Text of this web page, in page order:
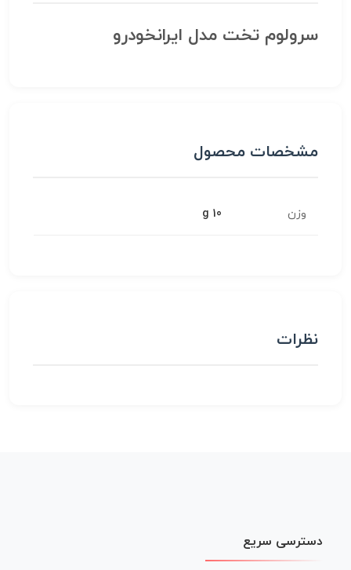
سرولوم تخت مدل ایرانخودرو
مشخصات محصول
وزن 10 g
نظرات
دسترسی سریع